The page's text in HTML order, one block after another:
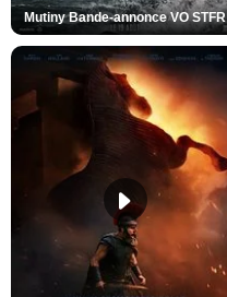
Mutiny Bande-annonce VO STFR